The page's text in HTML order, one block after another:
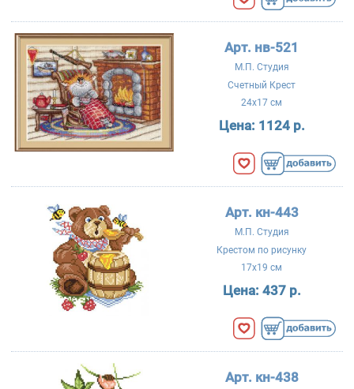
Арт. нв-521
М.П. Студия
Счетный Крест
24x17 см
Цена: 1124 р.
Арт. кн-443
М.П. Студия
Крестом по рисунку
17x19 см
Цена: 437 р.
Арт. кн-438